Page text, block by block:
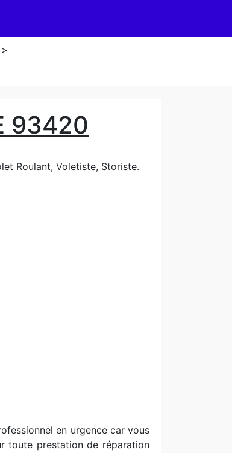
>
93420
Roulant, Voletiste, Storiste.
en urgence car vous
toute prestation de réparation